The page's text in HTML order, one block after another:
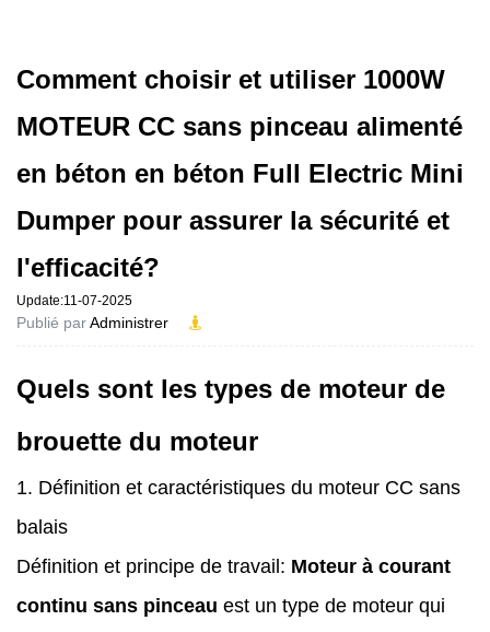
Comment choisir et utiliser 1000W
MOTEUR CC sans pinceau alimenté
en béton en béton Full Electric Mini
Dumper pour assurer la sécurité et
l'efficacité?
Update:11-07-2025
Publié parAdministrer
Quels sont les types de moteur de
brouette du moteur
1. Définition et caractéristiques du moteur CC sans
balais
Définition et principe de travail: Moteur à courant
continu sans pinceau est un type de moteur qui